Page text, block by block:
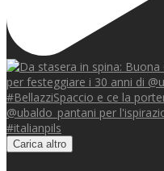
Carica altro